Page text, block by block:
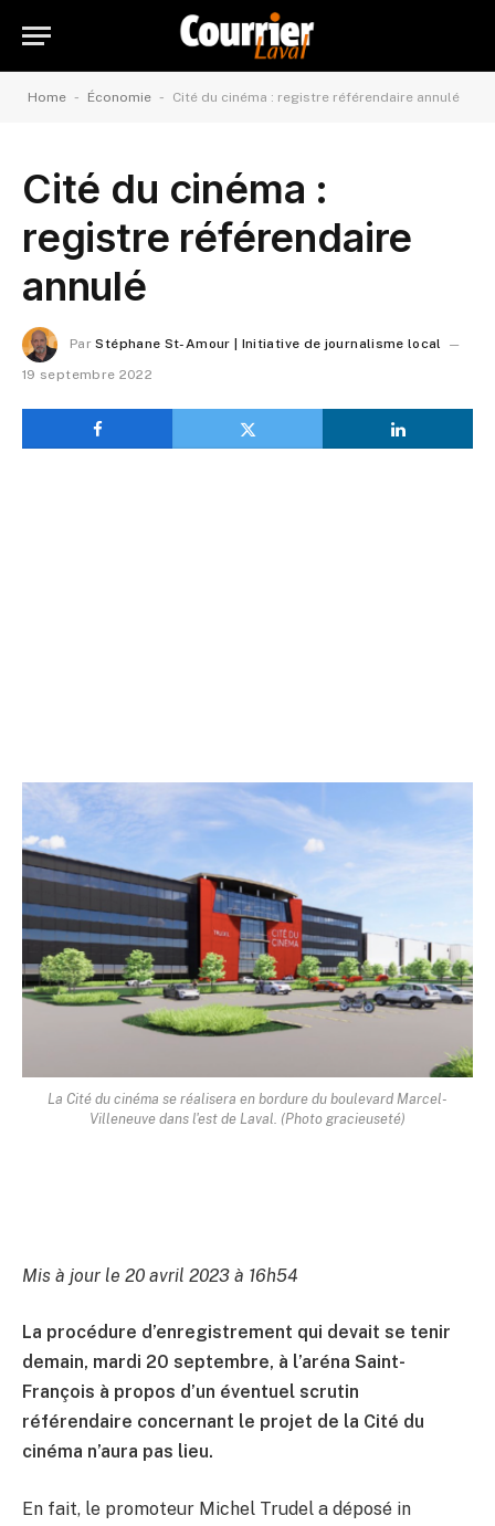
Home - Économie - Cité du cinéma : registre référendaire annulé
Cité du cinéma :
registre référendaire
annulé
Par Stéphane St-Amour | Initiative de journalisme local
19 septembre 2022
La Cité du cinéma se réalisera en bordure du boulevard Marcel-
Villeneuve dans l'est de Laval. (Photo gracieuseté)
Mis à jour le 20 avril 2023 à 16h54
La procédure d’enregistrement qui devait se tenir
demain, mardi 20 septembre, à l’aréna Saint-
François à propos d’un éventuel scrutin
référendaire concernant le projet de la Cité du
cinéma n’aura pas lieu.
En fait, le promoteur Michel Trudel a déposé in